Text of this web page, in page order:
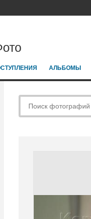
АЛЬБОМЫ